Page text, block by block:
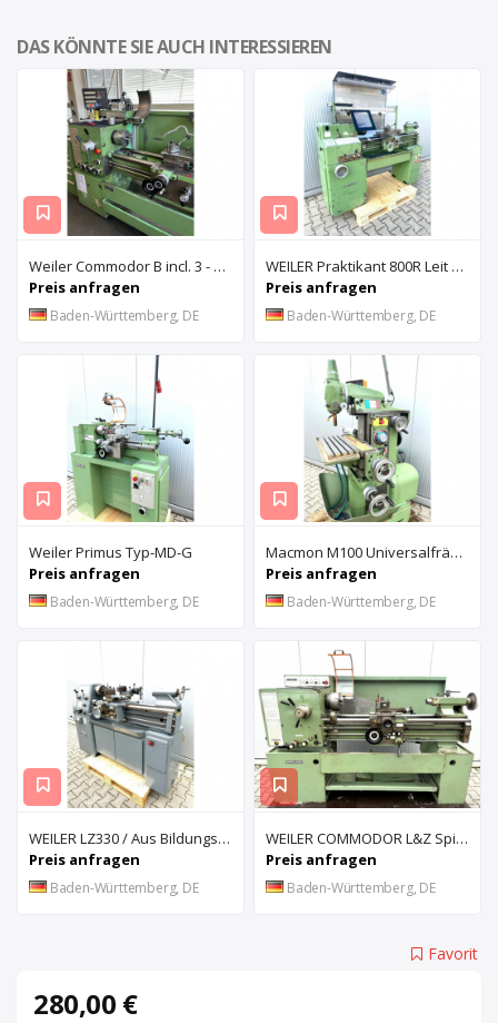
DAS KÖNNTE SIE AUCH INTERESSIEREN
Weiler Commodor B incl. 3 - Achs Digitalanzeige - GS - Kennung
Preis anfragen
Baden-Württemberg, DE
WEILER Praktikant 800R Leit & Zugspindeldrehmaschine
Preis anfragen
Baden-Württemberg, DE
Weiler Primus Typ-MD-G
Preis anfragen
Baden-Württemberg, DE
Macmon M100 Universalfräsmaschine mit Digitalanzeige
Preis anfragen
Baden-Württemberg, DE
WEILER LZ330 / Aus Bildungseinrichtung
Preis anfragen
Baden-Württemberg, DE
WEILER COMMODOR L&Z Spindeldrehmaschine
Preis anfragen
Baden-Württemberg, DE
Favorit
280,00 €